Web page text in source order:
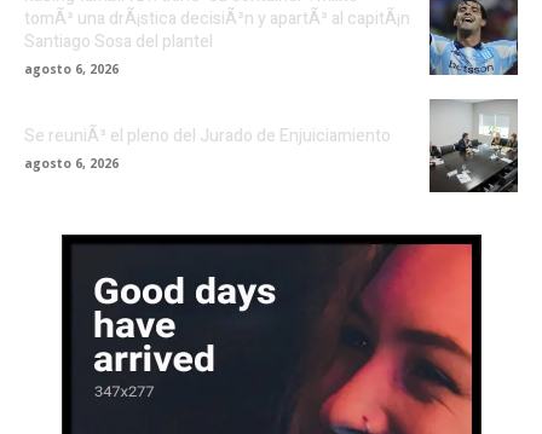
tomÃ³ una drÃ¡stica decisiÃ³n y apartÃ³ al capitÃ¡n
Santiago Sosa del plantel
agosto 6, 2026
Se reuniÃ³ el pleno del Jurado de Enjuiciamiento
agosto 6, 2026